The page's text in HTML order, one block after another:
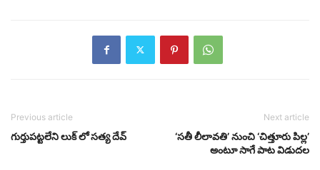
Previous article
గుర్తుపట్టలేని లుక్ లో సత్య దేవ్
Next article
‘సతీ లీలావతి’ నుంచి ‘చిత్తూరు పిల్ల’
అంటూ సాగే పాట విడుదల